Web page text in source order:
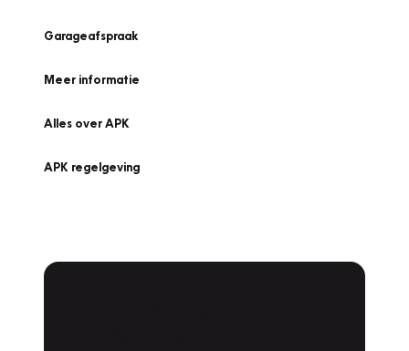
Garageafspraak
Meer informatie
Alles over APK
APK regelgeving